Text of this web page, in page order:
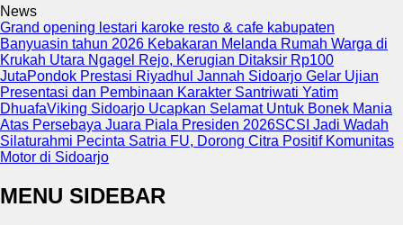
News
Grand opening lestari karoke resto & cafe kabupaten
Banyuasin tahun 2026 Kebakaran Melanda Rumah Warga di
Krukah Utara Ngagel Rejo, Kerugian Ditaksir Rp100
JutaPondok Prestasi Riyadhul Jannah Sidoarjo Gelar Ujian
Presentasi dan Pembinaan Karakter Santriwati Yatim
DhuafaViking Sidoarjo Ucapkan Selamat Untuk Bonek Mania
Atas Persebaya Juara Piala Presiden 2026SCSI Jadi Wadah
Silaturahmi Pecinta Satria FU, Dorong Citra Positif Komunitas
Motor di Sidoarjo
MENU SIDEBAR